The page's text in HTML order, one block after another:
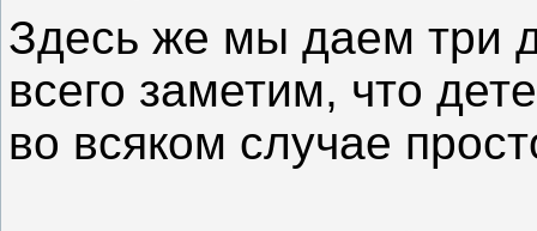
Здесь же мы даем три
всего заметим, что
во всяком случае